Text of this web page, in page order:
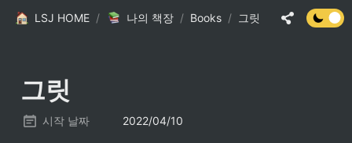
LSJ HOME / 나의 책장 / Books / 그릿
그릿
시작 날짜 2022/04/10